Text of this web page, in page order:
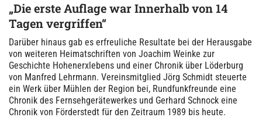
„Die erste Auflage war Innerhalb von 14
Tagen vergriffen“
Darüber hinaus gab es erfreuliche Resultate bei der Herausgabe
von weiteren Heimatschriften von Joachim Weinke zur
Geschichte Hohenerxlebens und einer Chronik über Löderburg
von Manfred Lehrmann. Vereinsmitglied Jörg Schmidt steuerte
ein Werk über Mühlen der Region bei, Rundfunkfreunde eine
Chronik des Fernsehgerätewerkes und Gerhard Schnock eine
Chronik von Förderstedt für den Zeitraum 1989 bis heute.